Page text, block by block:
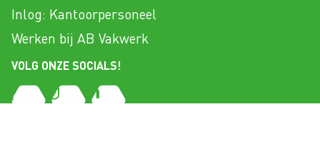
Inlog: Kantoorpersoneel
Werken bij AB Vakwerk
VOLG ONZE SOCIALS!